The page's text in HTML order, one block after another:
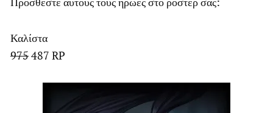
Καλίστα
975487 RP